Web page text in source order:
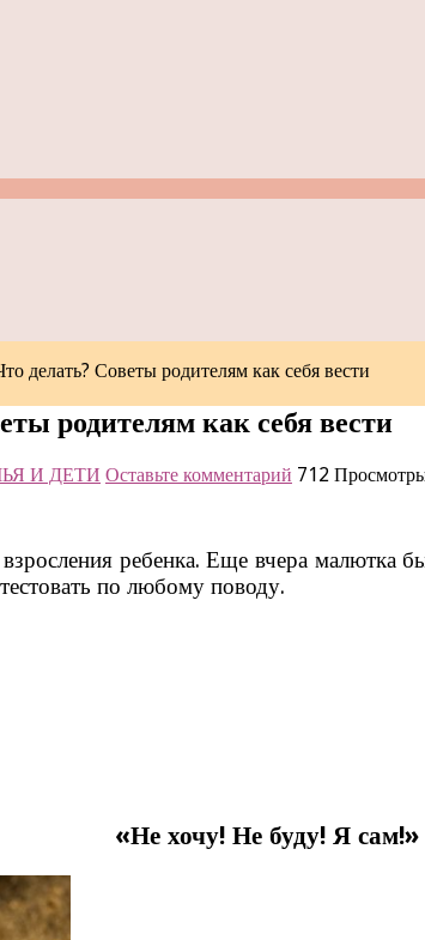
делать? Советы родителям как себя вести
родителям как себя вести
И ДЕТИ Оставьте комментарий 712
ребенка. Еще вчера малютка
по любому поводу.
«Не хочу! Не буду! Я сам!»